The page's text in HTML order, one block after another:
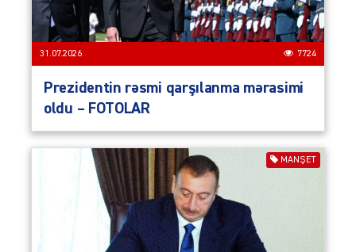
31.07.2026 7724
Prezidentin rəsmi qarşılanma mərasimi
oldu – FOTOLAR
MANŞET